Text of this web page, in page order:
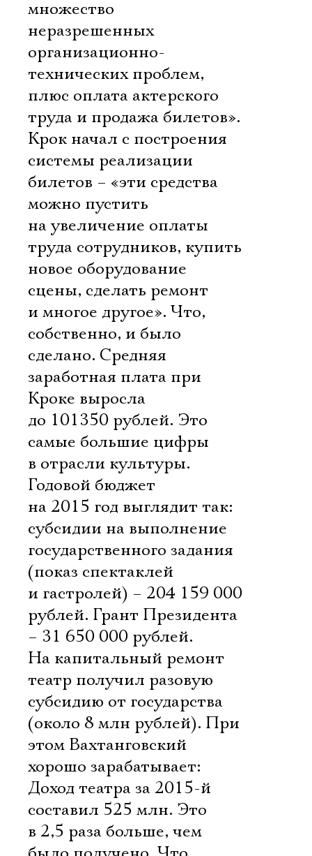
множество
неразрешенных
организационно-
технических проблем,
плюс оплата актерского
труда и продажа билетов».
Крок начал с построения
системы реализации
билетов – «эти средства
можно пустить
на увеличение оплаты
труда сотрудников, купить
новое оборудование
сцены, сделать ремонт
и многое другое». Что,
собственно, и было
сделано. Средняя
заработная плата при
Кроке выросла
до 101350 рублей. Это
самые большие цифры
в отрасли культуры.
Годовой бюджет
на 2015 год выглядит так:
субсидии на выполнение
государственного задания
(показ спектаклей
и гастролей) – 204 159 000
рублей. Грант Президента
– 31 650 000 рублей.
На капитальный ремонт
театр получил разовую
субсидию от государства
(около 8 млн рублей). При
этом Вахтанговский
хорошо зарабатывает:
Доход театра за 2015-й
составил 525 млн. Это
в 2,5 раза больше, чем